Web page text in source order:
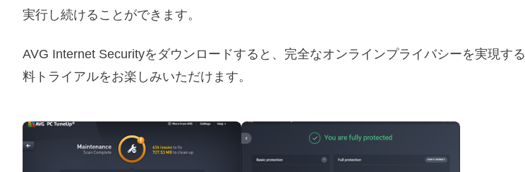
実行し続けることができます。
AVG Internet Securityをダウンロードすると、完全なオンラインプライバシーを実現する
料トライアルをお楽しみいただけます。